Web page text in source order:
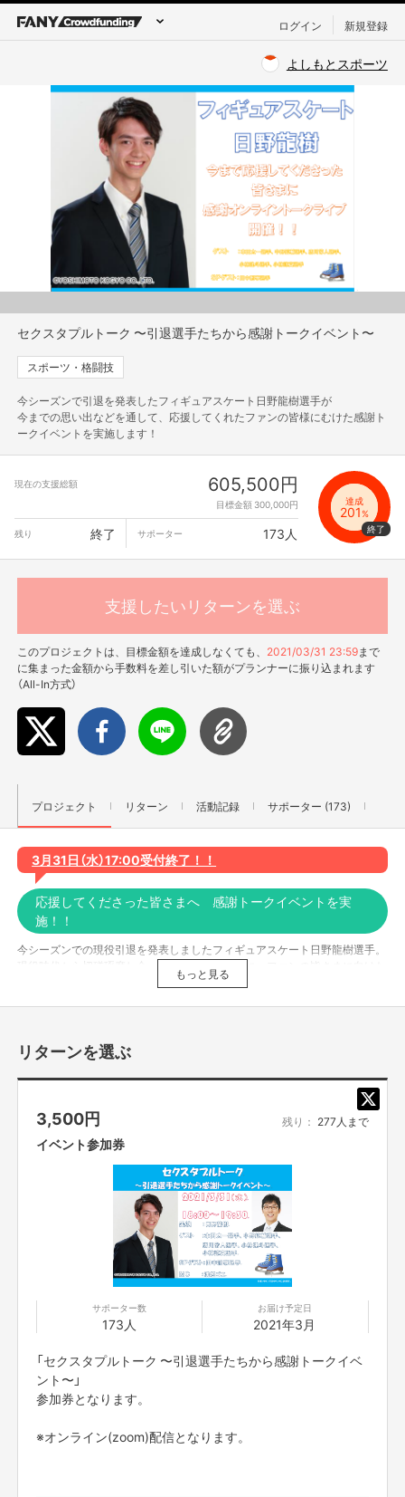
ログイン 新規登録
よしもとスポーツ
セクスタプルトーク 〜引退選手たちから感謝トークイベント〜
スポーツ・格闘技
今シーズンで引退を発表したフィギュアスケート日野龍樹選手が
今までの思い出などを通して、応援してくれたファンの皆様にむけた感謝ト
ークイベントを実施します！
現在の支援総額 605,500円
目標金額 300,000円 達成
201%
残り
終了 サポーター 173人
支援したいリターンを選ぶ
このプロジェクトは、目標金額を達成しなくても、 2021/03/31 23:59まで
に集まった金額から手数料を差し引いた額がプランナーに振り込まれます
（All-In方式）
プロジェクト リターン 活動記録 サポーター (173)
3月31日（水）17:00受付終了！！
応援してくださった皆さまへ 感謝トークイベントを実
施！！
今シーズンでの現役引退を発表しましたフィギュアスケート日野龍樹選手。
現役時代から切磋琢磨し合ってきた選手達と共に、ファンの皆さまに向けた
感謝オンラインイベントを行います。
豪華ゲストを迎え、親しい仲だから聞けるぶっちゃけトークも予定しており
ます！！
イベント概要
タイトル： 「セクスタプルトーク 〜引退選手たちから感謝トークイベン
日時 ：2021.3.31(水)18:00～19:30
ゲスト ：田中刑事選手、本田太一選手、中野紘輔選手、唐川常人選手、小
林建斗選手、小林諒真選手
MC ：浅越ゴエ
■参加方法は支援者の方に、
リターン実施日の前日
シルクハッ
ト内のメッセージ機能よりお送りいたします。
す。
もっと見る
リターンを選ぶ
3,500円 残り： 277人まで
イベント参加券
サポーター数
173人
お届け予定日
2021年3月
「セクスタプルトーク 〜引退選手たちから感謝トークイベ
ント〜」
参加券となります。
※オンライン(zoom)配信となります。